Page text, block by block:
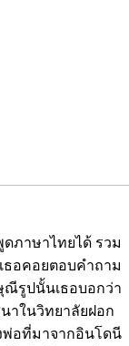
ภาษาไทยได้ รวม
อคอยตอบคำถาม
รูปนั้นเธอบอกว่า
าในวิทยาลัยฝอก
อที่มาจากอินโดนี